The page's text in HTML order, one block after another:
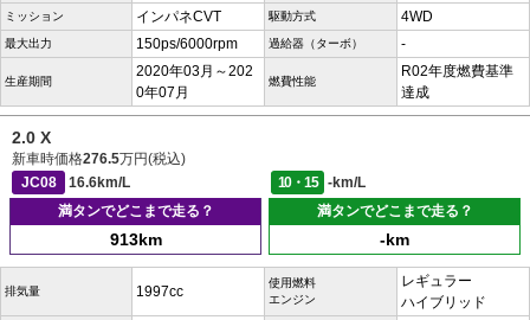
ミッション インパネCVT 駆動方式 4WD
最大出力 150ps/6000rpm 過給器（ターボ） -
生産期間
2020年03月～202
0年07月
燃費性能
R02年度燃費基準
達成
2.0 X
新車時価格276.5万円(税込)
JC08
16.6km/L 10・15
-km/L
満タンでどこまで走る？
913km
満タンでどこまで走る？
-km
排気量 1997cc
使用燃料
エンジン
レギュラー
ハイブリッド